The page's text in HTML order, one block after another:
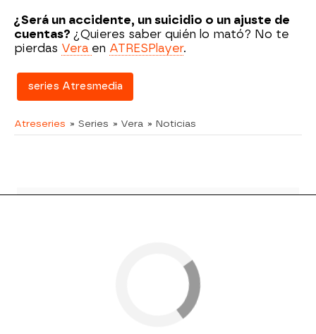
¿Será un accidente, un suicidio o un ajuste de
cuentas? ¿Quieres saber quién lo mató? No te
pierdas Vera en ATRESPlayer.
series Atresmedia
Atreseries » Series » Vera » Noticias